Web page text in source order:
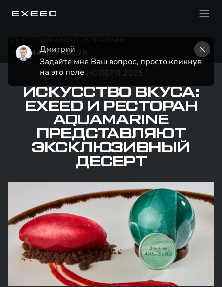
EXEED ЦЕНТР АРКОНТ НА ЗЕМЛЯЧКИ
+7 (8442) 22-08-28
5 НОЯБРЯ 2025
ИСКУССТВО ВКУСА:
EXEED И РЕСТОРАН
AQUAMARINE
ПРЕДСТАВЛЯЮТ
ЭКСКЛЮЗИВНЫЙ
ДЕСЕРТ
Дмитрий
Задайте мне Ваш вопрос, просто кликнув
на это поле